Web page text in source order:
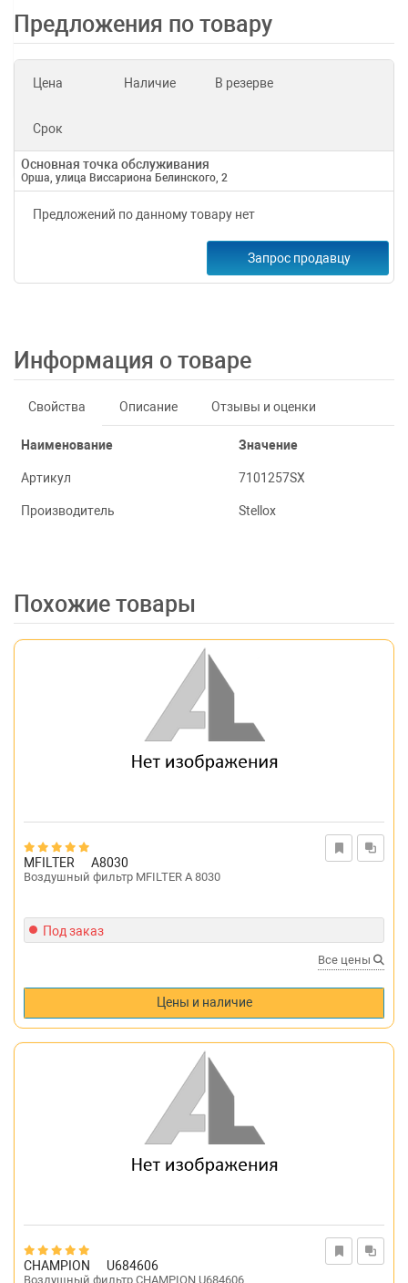
Предложения по товару
Цена Наличие В резерве
Срок
Основная точка обслуживания
Орша, улица Виссариона Белинского, 2
Предложений по данному товару нет
Запрос продавцу
Информация о товаре
Свойства Описание Отзывы и оценки
Наименование Значение
Артикул 7101257SX
Производитель Stellox
Похожие товары
MFILTER A8030
Воздушный фильтр MFILTER A 8030
Под заказ
Все цены
Цены и наличие
CHAMPION U684606
Воздушный фильтр CHAMPION U684606